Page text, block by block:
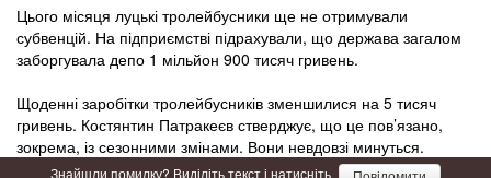
Цього місяця луцькі тролейбусники ще не отримували
субвенцій. На підприємстві підрахували, що держава загалом
заборгувала депо 1 мільйон 900 тисяч гривень.
Щоденні заробітки тролейбусників зменшилися на 5 тисяч
гривень. Костянтин Патракеєв стверджує, що це пов’язано,
зокрема, із сезонними змінами. Вони невдовзі минуться.
Знайшли помилку? Виділіть текст і натисніть